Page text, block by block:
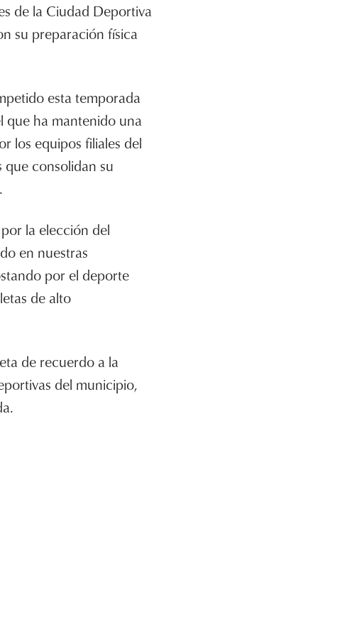
de la Ciudad Deportiva
su preparación física
esta temporada
que ha mantenido una
los equipos filiales del
que consolidan su
la elección del
en nuestras
por el deporte
de alto
de recuerdo a la
del municipio,